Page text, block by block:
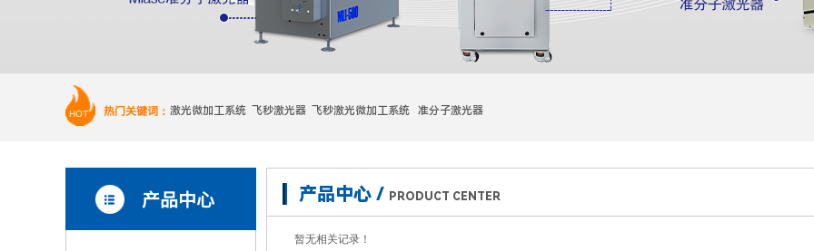
激光微加工系统 飞秒激光器 飞秒激光微加工系统 准分子激光器
热门关键词：
HOT
产品中心 / PRODUCT CENTER
暂无相关记录！
产品中心